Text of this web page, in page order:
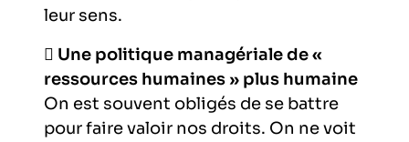
leur sens.
 Une politique managériale de «
ressources humaines » plus humaine
On est souvent obligés de se battre
pour faire valoir nos droits. On ne voit